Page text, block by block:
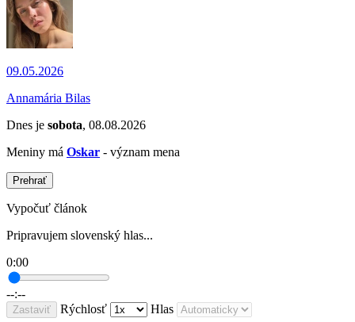
09.05.2026
Annamária Bilas
Dnes je sobota, 08.08.2026
Meniny má Oskar - význam mena
Prehrať
Vypočuť článok
Pripravujem slovenský hlas...
0:00
--:--
Zastaviť Rýchlosť Hlas